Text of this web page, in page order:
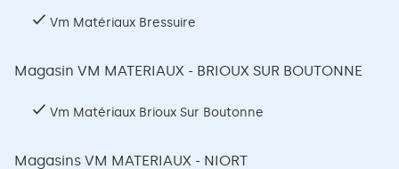
Vm Matériaux Bressuire
Magasin VM MATERIAUX - BRIOUX SUR BOUTONNE
Vm Matériaux Brioux Sur Boutonne
Magasins VM MATERIAUX - NIORT